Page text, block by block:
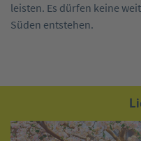
leisten. Es dürfen keine
Süden entstehen.